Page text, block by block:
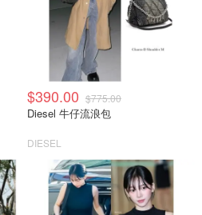
$390.00 $775.00
Diesel 牛仔流浪包
DIESEL